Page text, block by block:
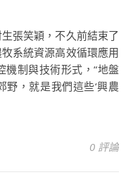
張笑穎，不久前結束了
系統資源高效循環應用
制與技術形式，“地盤
野，就是我們這些‘興農
0 評論